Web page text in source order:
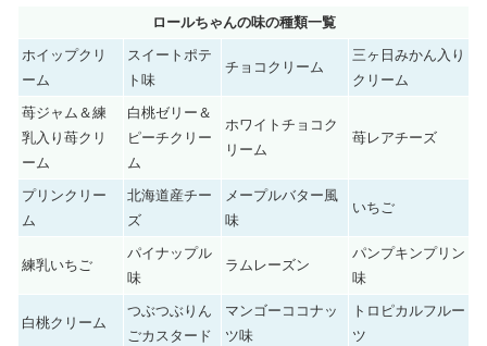
ロールちゃんの味の種類一覧
ホイップクリ
ーム
スイートポテ
ト味
チョコクリーム
三ヶ日みかん入り
クリーム
苺ジャム＆練
乳入り苺クリ
ーム
白桃ゼリー＆
ピーチクリー
ム
ホワイトチョコク
リーム
苺レアチーズ
プリンクリー
ム
北海道産チー
ズ
メープルバター風
味
いちご
練乳いちご
パイナップル
味
ラムレーズン
パンプキンプリン
味
白桃クリーム
つぶつぶりん
ごカスタード
マンゴーココナッ
ツ味
トロピカルフルー
ツ